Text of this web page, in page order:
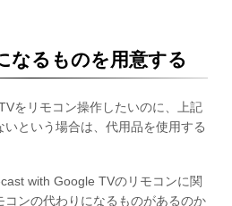
なるものを用意する
をリモコン操作したいのに、上記
という場合は、代用品を使用する
with Google TVのリモコンに関
ンの代わりになるものがあるのか